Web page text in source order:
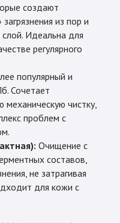
создают
из пор и
Идеальна для
регулярного
популярный и
Сочетает
механическую чистку,
проблем с
Очищение с
составов,
не затрагивая
для кожи с